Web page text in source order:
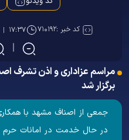
کد خبر :۷۱۰۱۹۲ ۱۷:۳۷
مراسم عزاداری و اذن تشرف
برگزار شد
جمعی از اصناف مشهد با
در حال خدمت در امانات حرم